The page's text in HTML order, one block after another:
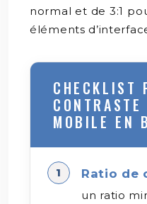
normal et de 3:1
éléments
CHECKLIST
MOBILE EN
Ratio de
un ratio